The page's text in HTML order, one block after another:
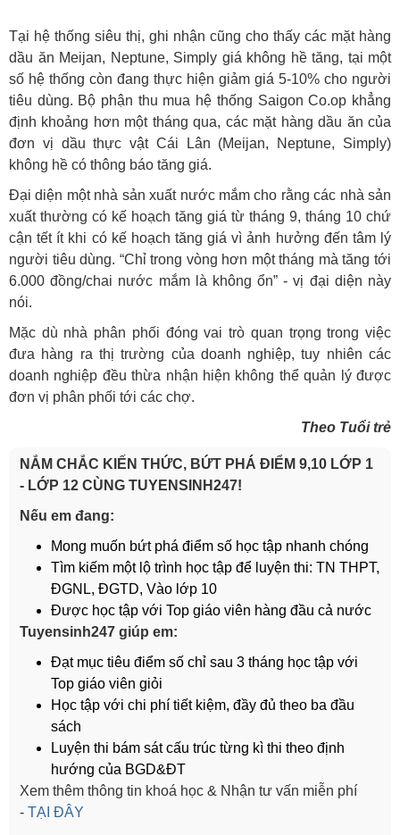
Tại hệ thống siêu thị, ghi nhận cũng cho thấy các mặt hàng
dầu ăn Meijan, Neptune, Simply giá không hề tăng, tại một
số hệ thống còn đang thực hiện giảm giá 5-10% cho người
tiêu dùng. Bộ phận thu mua hệ thống Saigon Co.op khẳng
định khoảng hơn một tháng qua, các mặt hàng dầu ăn của
đơn vị dầu thực vật Cái Lân (Meijan, Neptune, Simply)
không hề có thông báo tăng giá.
Đại diện một nhà sản xuất nước mắm cho rằng các nhà sản
xuất thường có kế hoạch tăng giá từ tháng 9, tháng 10 chứ
cận tết ít khi có kế hoạch tăng giá vì ảnh hưởng đến tâm lý
người tiêu dùng. “Chỉ trong vòng hơn một tháng mà tăng tới
6.000 đồng/chai nước mắm là không ổn” - vị đại diện này
nói.
Mặc dù nhà phân phối đóng vai trò quan trọng trong việc
đưa hàng ra thị trường của doanh nghiệp, tuy nhiên các
doanh nghiệp đều thừa nhận hiện không thể quản lý được
đơn vị phân phối tới các chợ.
Theo Tuổi trẻ
NẮM CHẮC KIẾN THỨC, BỨT PHÁ ĐIỂM 9,10 LỚP 1
- LỚP 12 CÙNG TUYENSINH247!
Nếu em đang:
Mong muốn bứt phá điểm số học tập nhanh chóng
Tìm kiếm một lộ trình học tập để luyện thi: TN THPT,
ĐGNL, ĐGTD, Vào lớp 10
Được học tập với Top giáo viên hàng đầu cả nước
Tuyensinh247 giúp em:
Đạt mục tiêu điểm số chỉ sau 3 tháng học tập với
Top giáo viên giỏi
Học tập với chi phí tiết kiệm, đầy đủ theo ba đầu
sách
Luyện thi bám sát cấu trúc từng kì thi theo định
hướng của BGD&ĐT
Xem thêm thông tin khoá học & Nhận tư vấn miễn phí
- TẠI ĐÂY